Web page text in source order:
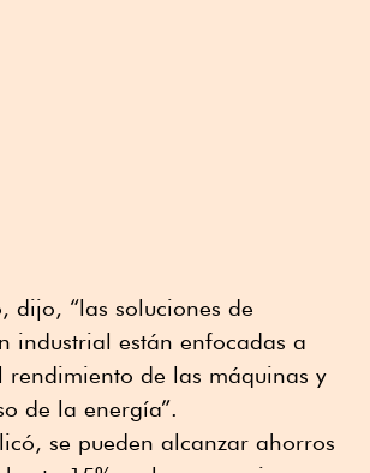
dijo, “las soluciones de
industrial están enfocadas a
rendimiento de las máquinas y
de la energía”.
se pueden alcanzar ahorros